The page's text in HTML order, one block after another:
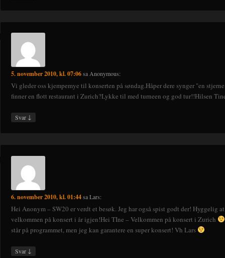
5. november 2010, kl. 07:06sa Anonymous:
Vi gleder oss kjempemye til konserten på søndag.Håper dere synger "en
finner en flott restaurant i Zurich?Lykke til med turneen og god tur!!Hilsen
Svar ↓
6. november 2010, kl. 01:44saLars:
Hei Anonym – SW20 er verdt et besøk. Jeg har også spist godt der! Hyggelig
velkommen på konsert i år igjen!Hei TIne – Velkommen på konsert i Zurich
står på programmet, men jeg kan garantere en super konsert! Vh Lars
Svar ↓